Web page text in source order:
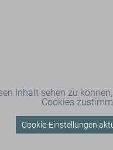
Inhalt sehen zu
Cookies
Cookie-Einstellungen